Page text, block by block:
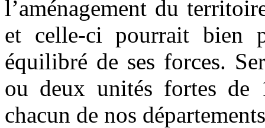
l’aménagement du
et celle-ci pourrait bien
équilibré de ses forces.
ou deux unités fortes de
chacun de nos